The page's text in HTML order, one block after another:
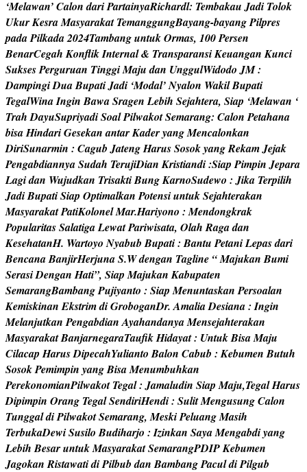
‘Melawan’Calon dariPartainyaRichardl: Tembakau Jadi Tolok
UkurKesraMasyarakat TemanggungBayang-bayangPilpres
padaPilkada2024TambanguntukOrmas, 100Persen
BenarCegah KonfikInternal& TransparansiKeuangan Kunci
SuksesPerguruan TinggiMaju dan UnggulWidodo JM:
DampingiDuaBupatiJadi ‘Modal’Nyalon WakilBupati
TegalWinaIngin BawaSragen Lebih Sejahtera, Siap ‘Melawan ‘
Trah DayuSupriyadiSoalPilwakotSemarang: Calon Petahana
bisaHindariGesekan antarKaderyangMencalonkan
DiriSunarmin : Cagub JatengHarusSosokyangRekamJejak
PengabdiannyaSudah TerujiDian Kristiandi:Siap Pimpin Jepara
Lagidan Wujudkan TrisaktiBungKarnoSudewo : Jika Terpilih
JadiBupatiSiap Optimalkan PotensiuntukSejahterakan
MasyarakatPatiKolonelMar.Hariyono : Mendongkrak
PopularitasSalatigaLewatPariwisata, Olah Ragadan
KesehatanH. Wartoyo Nyabub Bupati: Bantu PetaniLepasdari
BencanaBanjirHerjunaS.Wdengan Tagline “Majukan Bumi
SerasiDengan Hati”, Siap Majukan Kabupaten
SemarangBambangPujiyanto : Siap Menuntaskan Persoalan
Kemiskinan EkstrimdiGroboganDr. AmaliaDesiana: Ingin
Melanjutkan Pengabdian AyahandanyaMensejahterakan
MasyarakatBanjarnegaraTaufkHidayat: UntukBisaMaju
Cilacap HarusDipecahYulianto Balon Cabub : Kebumen Butuh
SosokPemimpin yangBisaMenumbuhkan
PerekonomianPilwakot Tegal: Jamaludin Siap Maju,TegalHarus
Dipimpin Orang TegalSendiriHendi: SulitMengusungCalon
TunggaldiPilwakotSemarang, MeskiPeluangMasih
TerbukaDewiSusilo Budiharjo : Izinkan SayaMengabdiyang
Lebih BesaruntukMasyarakatSemarangPDIPKebumen
Jagokan RistawatidiPilbub dan BambangPaculdiPilgub